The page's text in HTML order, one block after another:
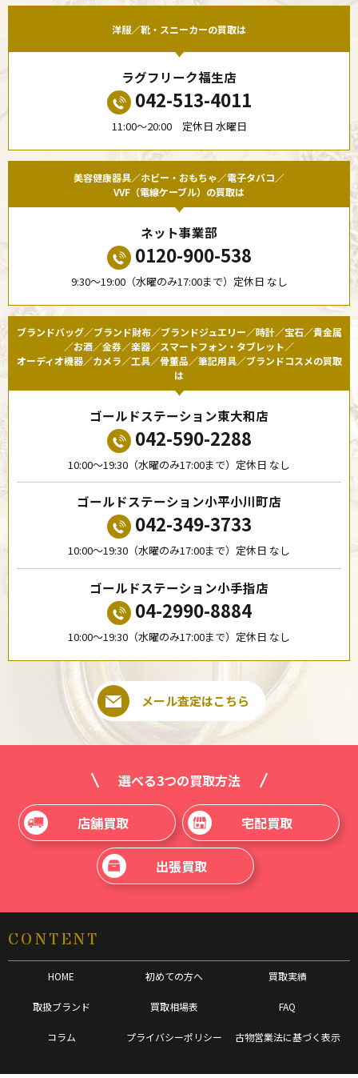
洋服／靴・スニーカーの買取は
ラグフリーク福生店
042-513-4011
11:00〜20:00 定休日 水曜日
美容健康器具／ホビー・おもちゃ／電子タバコ／
VVF（電線ケーブル）の買取は
ネット事業部
0120-900-538
9:30〜19:00（水曜のみ17:00まで）定休日 なし
ブランドバッグ／ブランド財布／ブランドジュエリー／時計／宝石／貴金属
／お酒／金券／楽器／スマートフォン・タブレット／
オーディオ機器／カメラ／工具／骨董品／筆記用具／ブランドコスメの買取
は
ゴールドステーション東大和店
042-590-2288
10:00〜19:30（水曜のみ17:00まで）定休日 なし
ゴールドステーション小平小川町店
042-349-3733
10:00〜19:30（水曜のみ17:00まで）定休日 なし
ゴールドステーション小手指店
04-2990-8884
10:00〜19:30（水曜のみ17:00まで）定休日 なし
メール査定はこちら
選べる3つの買取方法
店舗買取 宅配買取
出張買取
CONTENT
HOME 初めての方へ 買取実績
取扱ブランド 買取相場表 FAQ
コラム プライバシーポリシー 古物営業法に基づく表示